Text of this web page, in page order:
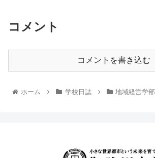
コメント
コメントを書き込む
ホーム 学校日誌 地域経営学部